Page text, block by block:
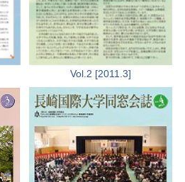
Vol.2 [2011.3]